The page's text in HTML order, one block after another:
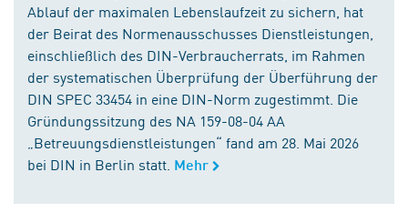
Ablauf der maximalen Lebenslaufzeit zu sichern, hat
der Beirat des Normenausschusses Dienstleistungen,
einschließlich des DIN-Verbraucherrats, im Rahmen
der systematischen Überprüfung der Überführung der
DIN SPEC 33454 in eine DIN-Norm zugestimmt. Die
Gründungssitzung des NA 159-08-04 AA
„Betreuungsdienstleistungen“ fand am 28. Mai 2026
bei DIN in Berlin statt. Mehr